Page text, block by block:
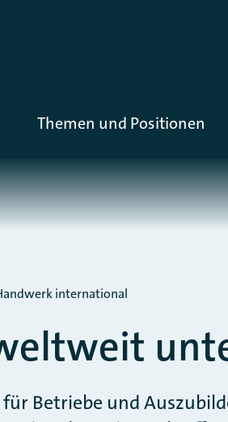
Themen und Positionen
international
Betriebe und